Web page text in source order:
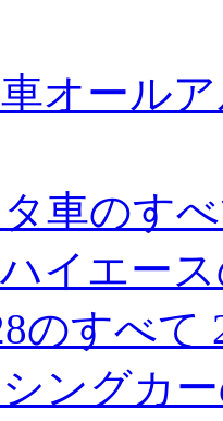
オール
車のす
イエー
のすべて
ングカ